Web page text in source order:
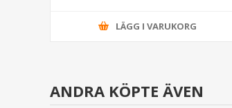
LÄGG I VARUKORG
ANDRA KÖPTE ÄVEN